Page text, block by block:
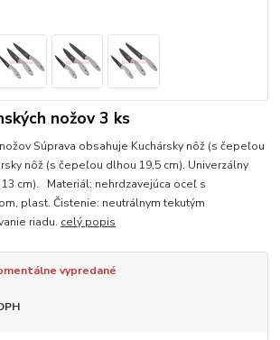
nožov 3 ks
Súprava obsahuje Kuchársky nôž (s čepeľou
nôž (s čepeľou dlhou 19,5 cm). Univerzálny
cm). Materiál: nehrdzavejúca oceľ s
plast. Čistenie: neutrálnym tekutým
riadu. celý popis
vypredané